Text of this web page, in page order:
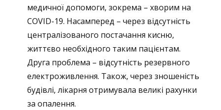
медичної допомоги, зокрема – хворим на
COVID-19. Насамперед – через відсутність
централізованого постачання кисню,
життєво необхідного таким пацієнтам.
Друга проблема – відсутність резервного
електроживлення. Також, через зношеність
будівлі, лікарня отримувала великі рахунки
за опалення.